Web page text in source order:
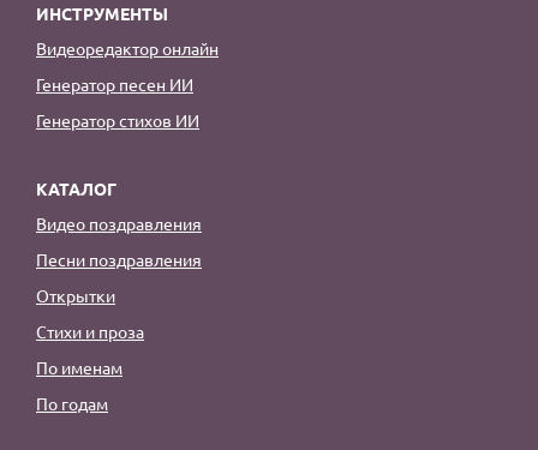
ИНСТРУМЕНТЫ
Видеоредактор онлайн
Генератор песен ИИ
Генератор стихов ИИ
КАТАЛОГ
Видео поздравления
Песни поздравления
Открытки
Стихи и проза
По именам
По годам